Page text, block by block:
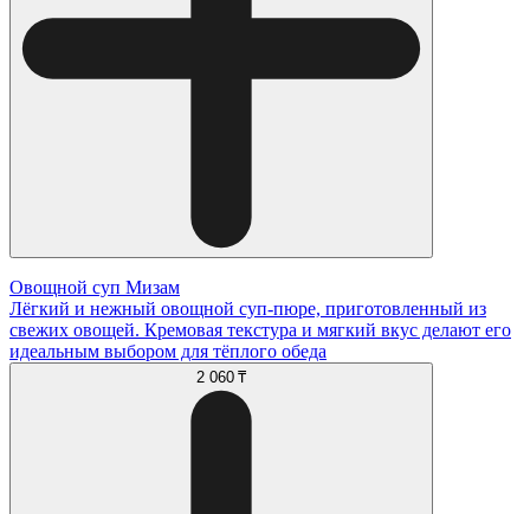
Овощной суп Мизам
Лёгкий и нежный овощной суп-пюре, приготовленный из
свежих овощей. Кремовая текстура и мягкий вкус делают его
идеальным выбором для тёплого обеда
2 060 ₸